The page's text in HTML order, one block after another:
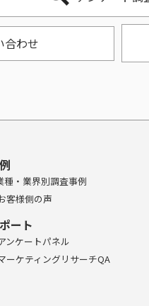
合わせ
種・業界別調査事例
客様側の声
ート
ンケートパネル
ーケティングリサーチQA